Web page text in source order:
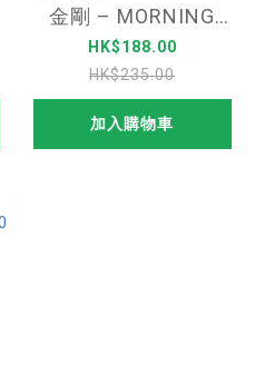
金剛 – MORNING
SHOT COFFEE 能量咖
啡 MACA 瑪卡 (無糖美
式黑咖啡) – 一盒/10
包
HK$188.00
HK$235.00
加入購物車